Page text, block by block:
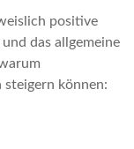
positive
das allgemeine
steigern können: